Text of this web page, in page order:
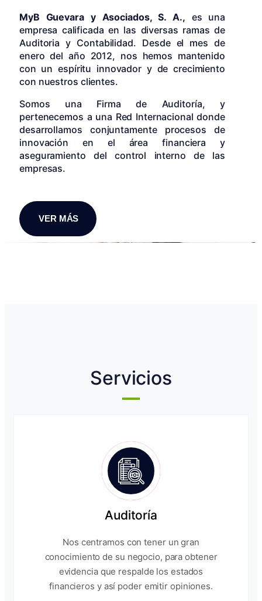
MyB Guevara y Asociados, S. A., es una
empresa calificada en las diversas ramas de
Auditoria y Contabilidad. Desde el mes de
enero del año 2012, nos hemos mantenido
con un espíritu innovador y de crecimiento
con nuestros clientes.
Somos una Firma de Auditoría, y
pertenecemos a una Red Internacional donde
desarrollamos conjuntamente procesos de
innovación en el área financiera y
aseguramiento del control interno de las
empresas.
VER MÁS
Servicios
Auditoría
Nos centramos con tener un gran
conocimiento de su negocio, para obtener
evidencia que respalde los estados
financieros y así poder emitir opiniones.